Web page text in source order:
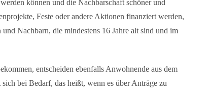
können und die Nachbarschaft schöner und
Feste oder andere Aktionen finanziert werden,
Nachbarn, die mindestens 16 Jahre alt sind und im
entscheiden ebenfalls Anwohnende aus dem
bei Bedarf, das heißt, wenn es über Anträge zu